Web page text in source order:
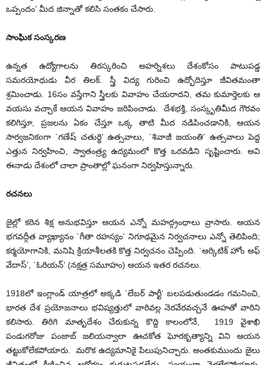
ఒప్పందం’ మీద జిన్నాతో కలిసి సంతకం చేసారు.
సాంఘిక సంస్కరణ
ఉన్నత ఉద్యోగాలను తిరస్కరించి అహర్నిశలు దేశంకోసం పాటుపడ్డ
సమరయోధుడు వీర తిలక్. స్త్రీ విద్య గురించి ఉద్భోదిస్తూ జీవితమంతా
శ్రమించాడు. 16సం వస్తేగాని స్త్రీలకు వివాహం చేయరాదని, తమ కుమార్తెలకు ఆ
వయసు వచ్చాకే ఆయన వివాహం జరిపించాడు. దేశభక్తి, సంస్కృతిమీద గౌరవం
కలిగిస్తూ, ప్రజలను ఏకం చేస్తూ ఒక్క తాటి మీద నడిపించడానికి, ఆయన
సార్వజనికoగా `గణేష్ చతుర్థి’ ఉత్సవాలు, `శివాజీ జయంతి’ ఉత్సవాలు పెద్ద
ఎత్తున నిర్వహించి, స్వాతంత్ర్య ఉద్యమంలో కొత్త ఒరవడిని సృష్టించారు. అవి
ఈనాడు దేశంలో చాలా ప్రాంతాల్లో ఘనంగా నిర్వహిస్తున్నారు.
రచనలు
జైల్లో కఠిన శిక్ష అనుభవిస్తూ ఆయన ఎన్నో మహద్గ్రంధాలు వ్రాసారు. ఆయన
భగవద్గీత వ్యాఖ్యానం `గీతా రహస్యం’ నిగూఢమైన నిర్వచనాలు ఎన్నో తెలిపింది;
కర్మయోగానికి, మనిషి క్రియాశీలతకి కొత్త నిర్వచనం చెప్పింది. `ఆర్కిటిక్ హోం అఫ్
వేదాస్’, `ఓరియన్’ (నక్షత్ర సమూహం) ఆయన ఇతర రచనలు.
1918లో ఇంగ్లాండ్ యాత్రలో అక్కడి `లేబర్ పార్టీ’ బలపడుతుండడం గమనించి,
భారత దేశ ప్రయోజనాలు భవిష్యత్తులో వారివల్ల నెరవేరవచ్చనే ఊహతో వారిని
కలిసారు. తిరిగి మాతృదేశం చేరుకున్న కొద్ది కాలంలోనే, 1919 వైశాఖి
పండుగరోజు పంజాబ్ జలియన్వాలా ఊచకోత ఘోరకృత్యాన్ని విని ఆయన
తట్టుకోలేకపోయారు. మరొక ఉద్యమానికై పిలుపునిచ్చారు. అంతకుముందు జైలు